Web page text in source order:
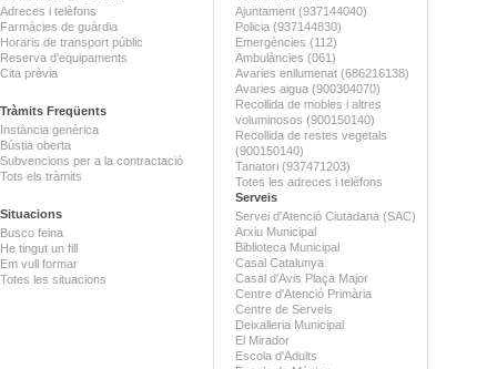
Adreces i telèfons
Farmàcies de guàrdia
Horaris de transport públic
Reserva d'equipaments
Cita prèvia
Tràmits Freqüents
Instància genèrica
Bústia oberta
Subvencions per a la contractació
Tots els tràmits
Situacions
Busco feina
He tingut un fill
Em vull formar
Totes les situacions
Ajuntament (937144040)
Policia (937144830)
Emergències (112)
Ambulàncies (061)
Avaries enllumenat (686216138)
Avaries aigua (900304070)
Recollida de mobles i altres
voluminosos (900150140)
Recollida de restes vegetals
(900150140)
Tanatori (937471203)
Totes les adreces i telèfons
Serveis
Servei d'Atenció Ciutadana (SAC)
Arxiu Municipal
Biblioteca Municipal
Casal Catalunya
Casal d'Avis Plaça Major
Centre d'Atenció Primària
Centre de Serveis
Deixalleria Municipal
El Mirador
Escola d'Adults